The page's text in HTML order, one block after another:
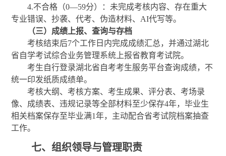
4.不合格（0—59分）：未完成考核内容、存在重大
专业错误、抄袭、代考、伪造材料、AI代写等。
（三）成绩上报、查询与存档
考核结束后7个工作日内完成成绩汇总，并通过湖北
省自学考试综合业务管理系统上报省教育考试院。
考生自行登录湖北省自考考生服务平台查询成绩，不
统一印发纸质成绩单。
考核大纲、考核方案、考生成果、评分表、考场录
像、成绩表、违规记录等全部材料至少保存4年，毕业生
相关档案保存至毕业满1年，主动配合省考试院档案抽查
工作。
七、组织领导与管理职责